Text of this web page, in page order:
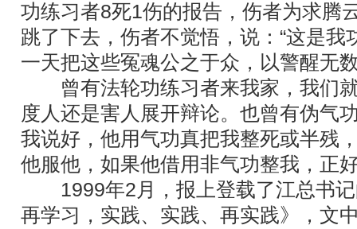
功练习者8死1伤的报告，伤者为求腾
跳了下去，伤者不觉悟，说：“这是我
一天把这些冤魂公之于众，以警醒无
曾有法轮功练习者来我家，我们就
度人还是害人展开辩论。也曾有伪气
我说好，他用气功真把我整死或半残
他服他，如果他借用非气功整我，正
1999年2月，报上登载了江总书记
再学习，实践、实践、再实践》，文